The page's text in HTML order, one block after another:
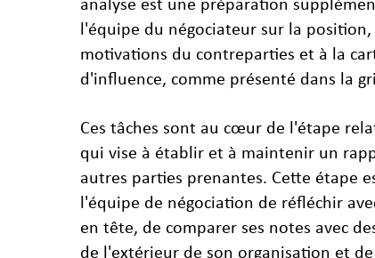
l'équipe du négociateur sur la
motivations du contreparties et à la
d'influence, comme présenté dans la
Ces tâches sont au cœur de l'étape
qui vise à établir et à maintenir un
autres parties prenantes. Cette étape
l'équipe de négociation de réfléchir
en tête, de comparer ses notes avec
de l'extérieur de son organisation et